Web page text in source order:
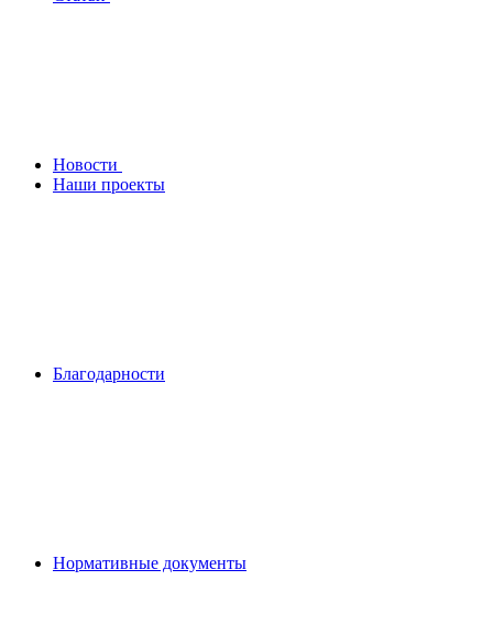
Новости
Наши проекты
Благодарности
Нормативные документы